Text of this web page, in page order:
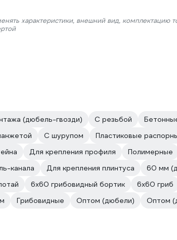
характеристики, внешний вид, комплектацию
(дюбель-гвозди) С резьбой
С шурупом Пластиковые
Для крепления профиля Полимерные
канала Для крепления плинтуса 60 мм
6х60 грибовидный бортик 6х60 гриб
Грибовидные Оптом (дюбели) Оптом